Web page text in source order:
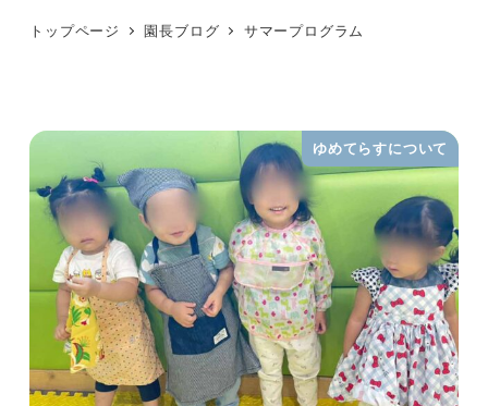
トップページ 園長ブログ サマープログラム
ゆめてらすについて